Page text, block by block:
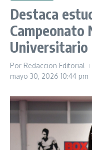
Destaca
Campeonato
Universitario
Por Redaccion Editorial
mayo 30, 2026 10:44 pm